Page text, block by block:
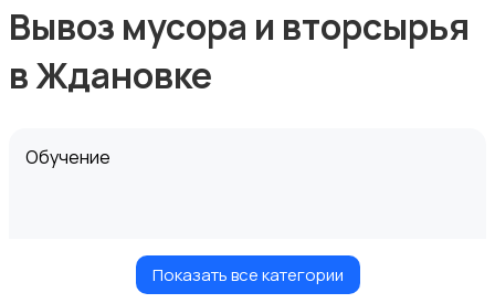
Вывоз мусора и вторсырья
в Ждановке
Обучение
Показать все категории